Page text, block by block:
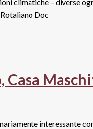
climatiche – diverse
Doc
Casa
interessante